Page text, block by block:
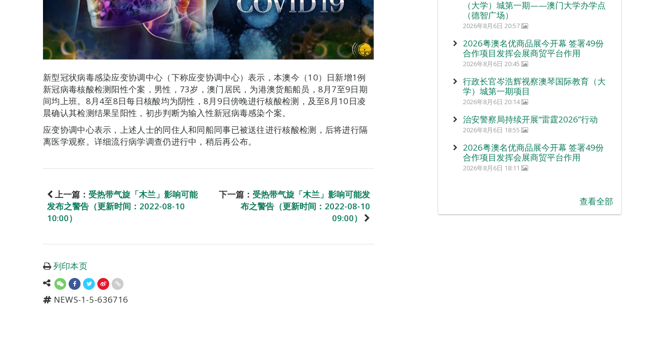
新型冠状病毒感染应变协调中心（下称应变协调中心）表示，本澳今（10）日新增1例
新冠病毒核酸检测阳性个案，男性，73岁，澳门居民，为港澳货船船员，8月7至9日期
间均上班。8月4至8日每日核酸均为阴性，8月9日傍晚进行核酸检测，及至8月10日凌
晨确认其检测结果呈阳性，初步判断为输入性新冠病毒感染个案。
应变协调中心表示，上述人士的同住人和同船同事已被送往进行核酸检测，后将进行隔
离医学观察。详细流行病学调查仍进行中，稍后再公布。
上一篇： 受热带气旋「木兰」影响可能
发布之警告（更新时间：2022-08-10
10:00）
下一篇： 受热带气旋「木兰」影响可能发
布之警告（更新时间：2022-08-10
09:00）
列印本页
NEWS-1-5-636716
（大学）城第一期——澳门大学办学点
（德智广场）
2026年8月6日 20:57
2026粤澳名优商品展今开幕 签署49份
合作项目发挥会展商贸平台作用
2026年8月6日 20:45
行政长官岑浩辉视察澳琴国际教育（大
学）城第一期项目
2026年8月6日 20:14
治安警察局持续开展“雷霆2026”行动
2026年8月6日 18:55
2026粤澳名优商品展今开幕 签署49份
合作项目发挥会展商贸平台作用
2026年8月6日 18:11
查看全部